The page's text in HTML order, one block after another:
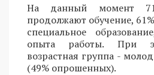
На данный момент
продолжают обучение,
специальное
опыта работы. При
возрастная группа -
(49% опрошенных).